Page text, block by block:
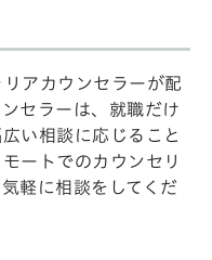
アカウンセラーが配
セラーは、就職だけ
い相談に応じること
ートでのカウンセリ
軽に相談をしてくだ